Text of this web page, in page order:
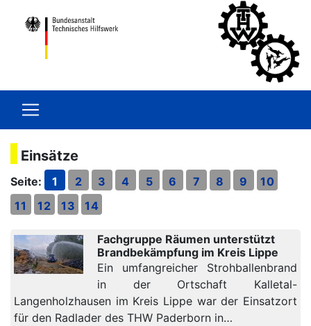
Einsätze
Seite: 1 2 3 4 5 6 7 8 9
10
11
12 13 14
Fachgruppe Räumen unterstützt
Brandbekämpfung im Kreis Lippe
Ein umfangreicher Strohballenbrand
in der Ortschaft Kalletal-
Langenholzhausen im Kreis Lippe war der Einsatzort
für den Radlader des THW Paderborn in…